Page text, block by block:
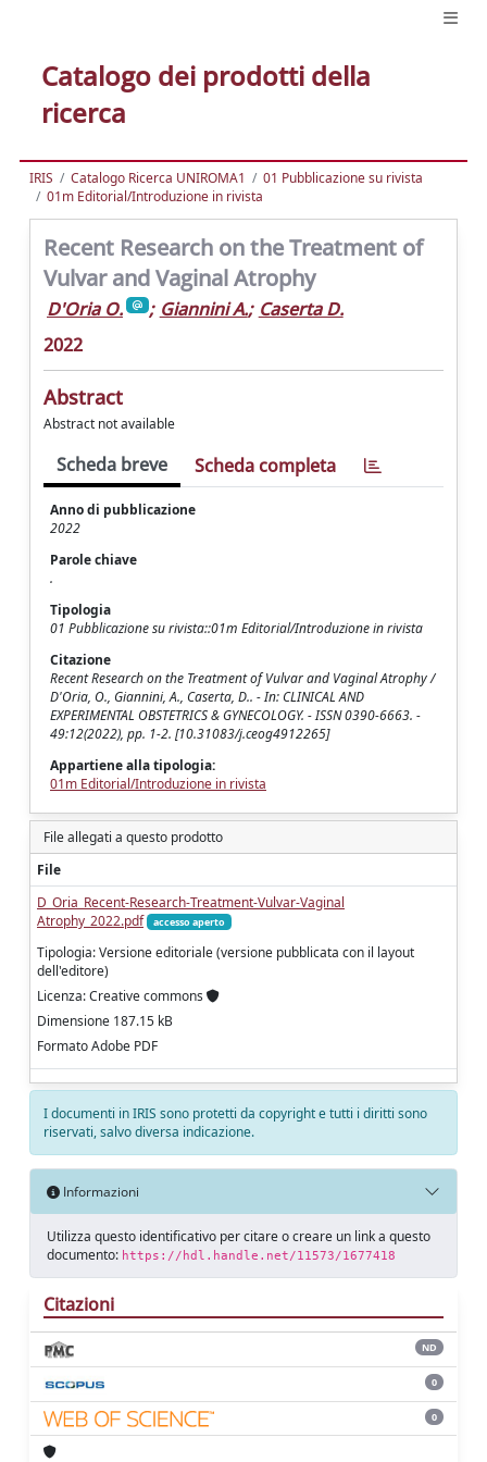
Catalogo dei prodotti della
ricerca
IRIS Catalogo Ricerca UNIROMA1
01 Pubblicazione su rivista
01m Editorial/Introduzione in rivista
Recent Research on the Treatment of
Vulvar and Vaginal Atrophy
D'Oria O. ; Giannini A.; Caserta D.
2022
Abstract
Abstract not available
Scheda breve Scheda completa
Anno di pubblicazione
2022
Parole chiave
.
Tipologia
01 Pubblicazione su rivista::01m Editorial/Introduzione in rivista
Citazione
Recent Research on the Treatment of Vulvar and Vaginal Atrophy /
D'Oria, O., Giannini, A., Caserta, D.. - In: CLINICAL AND
EXPERIMENTAL OBSTETRICS & GYNECOLOGY. - ISSN 0390-6663. -
49:12(2022), pp. 1-2. [10.31083/j.ceog4912265]
Appartiene alla tipologia:
01m Editorial/Introduzione in rivista
File allegati a questo prodotto
File
D_Oria_Recent-Research-Treatment-Vulvar-Vaginal
Atrophy_2022.pdf
accesso aperto
Tipologia: Versione editoriale (versione pubblicata con il layout
dell'editore)
Licenza: Creative commons
Dimensione 187.15 kB
Formato Adobe PDF
I documenti in IRIS sono protetti da copyright e tutti i diritti sono
riservati, salvo diversa indicazione.
Informazioni
Utilizza questo identificativo per citare o creare un link a questo
documento: https://hdl.handle.net/11573/1677418
Citazioni
ND
0
0